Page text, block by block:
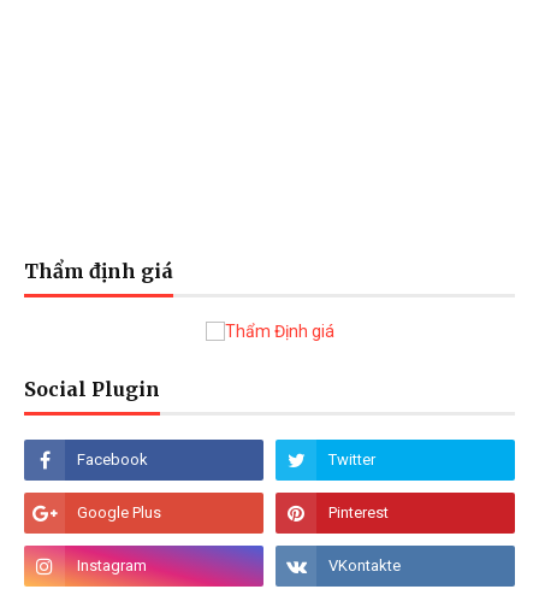
Thẩm định giá
Social Plugin